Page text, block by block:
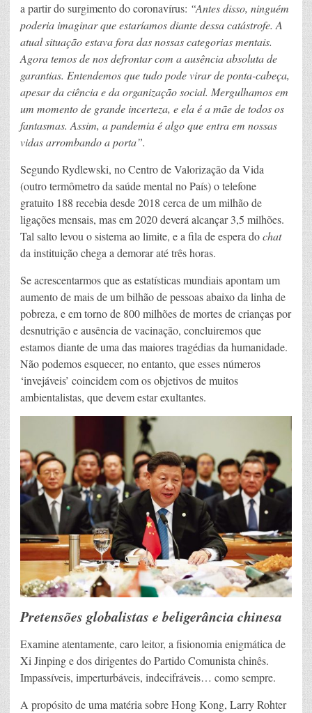
a partir do surgimento do coronavírus: “Antes disso, ninguém
poderia imaginar que estaríamos diante dessa catástrofe. A
atual situação estava fora das nossas categorias mentais.
Agora temos de nos defrontar com a ausência absoluta de
garantias. Entendemos que tudo pode virar de ponta-cabeça,
apesar da ciência e da organização social. Mergulhamos em
um momento de grande incerteza, e ela é a mãe de todos os
fantasmas. Assim, a pandemia é algo que entra em nossas
vidas arrombando a porta”.
Segundo Rydlewski, no Centro de Valorização da Vida
(outro termômetro da saúde mental no País) o telefone
gratuito 188 recebia desde 2018 cerca de um milhão de
ligações mensais, mas em 2020 deverá alcançar 3,5 milhões.
Tal salto levou o sistema ao limite, e a fila de espera dochat
da instituição chega a demorar até três horas.
Se acrescentarmos que as estatísticas mundiais apontam um
aumento de mais de um bilhão de pessoas abaixo da linha de
pobreza, e em torno de 800 milhões de mortes de crianças por
desnutrição e ausência de vacinação, concluiremos que
estamos diante de uma das maiores tragédias da humanidade.
Não podemos esquecer, no entanto, que esses números
‘invejáveis’ coincidem com os objetivos de muitos
ambientalistas, que devem estar exultantes.
Pretensões globalistas e beligerância chinesa
Examine atentamente, caro leitor, a fisionomia enigmática de
Xi Jinping e dos dirigentes do Partido Comunista chinês.
Impassíveis, imperturbáveis, indecifráveis… como sempre.
A propósito de uma matéria sobre Hong Kong, Larry Rohter